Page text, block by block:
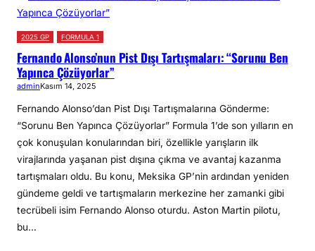
2025 GP FORMULA 1
Fernando Alonso’nun Pist Dışı Tartışmaları: “Sorunu Ben
Yapınca Çözüyorlar”
adminKasım 14, 2025
Fernando Alonso’dan Pist Dışı Tartışmalarına Gönderme:
“Sorunu Ben Yapınca Çözüyorlar” Formula 1’de son yılların en
çok konuşulan konularından biri, özellikle yarışların ilk
virajlarında yaşanan pist dışına çıkma ve avantaj kazanma
tartışmaları oldu. Bu konu, Meksika GP’nin ardından yeniden
gündeme geldi ve tartışmaların merkezine her zamanki gibi
tecrübeli isim Fernando Alonso oturdu. Aston Martin pilotu,
bu…